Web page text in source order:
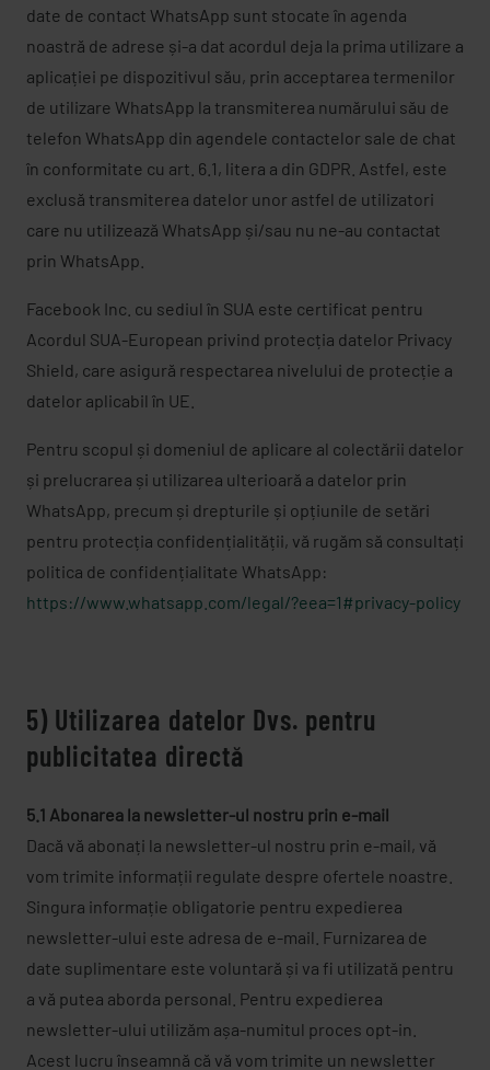
date de contact WhatsApp sunt stocate în agenda
noastră de adrese și-a dat acordul deja la prima utilizare a
aplicației pe dispozitivul său, prin acceptarea termenilor
de utilizare WhatsApp la transmiterea numărului său de
telefon WhatsApp din agendele contactelor sale de chat
în conformitate cu art. 6.1, litera a din GDPR. Astfel, este
exclusă transmiterea datelor unor astfel de utilizatori
care nu utilizează WhatsApp și/sau nu ne-au contactat
prin WhatsApp.
Facebook Inc. cu sediul în SUA este certificat pentru
Acordul SUA-European privind protecția datelor Privacy
Shield, care asigură respectarea nivelului de protecție a
datelor aplicabil în UE.
Pentru scopul și domeniul de aplicare al colectării datelor
și prelucrarea și utilizarea ulterioară a datelor prin
WhatsApp, precum și drepturile și opțiunile de setări
pentru protecția confidențialității, vă rugăm să consultați
politica de confidențialitate WhatsApp:
https://www.whatsapp.com/legal/?eea=1#privacy-policy
5) Utilizarea datelor Dvs. pentru
publicitatea directă
5.1 Abonarea la newsletter-ul nostru prin e-mail
Dacă vă abonați la newsletter-ul nostru prin e-mail, vă
vom trimite informații regulate despre ofertele noastre.
Singura informație obligatorie pentru expedierea
newsletter-ului este adresa de e-mail. Furnizarea de
date suplimentare este voluntară și va fi utilizată pentru
a vă putea aborda personal. Pentru expedierea
newsletter-ului utilizăm așa-numitul proces opt-in.
Acest lucru înseamnă că vă vom trimite un newsletter